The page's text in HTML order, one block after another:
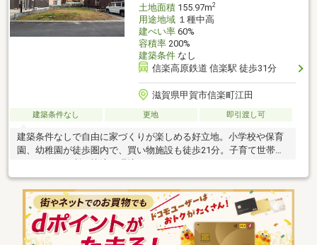
土地面積155.97m2
用途地域１種中高
建ぺい率60%
容積率200%
建築条件なし
信楽高原鉄道 信楽駅 徒歩31分
滋賀県甲賀市信楽町江田
建築条件なし 更地 即引渡し可
建築条件なしで自由に家づくりが楽しめる好立地。小学校や保育
園、幼稚園が徒歩圏内で、買い物施設も徒歩21分。子育て世帯に